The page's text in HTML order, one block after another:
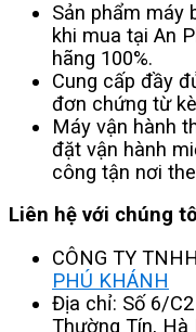
Sản phẩm máy
khi mua tại An
hãng 100%.
Cung cấp đầy
đơn chứng từ
Máy vận hành
đặt vận hành
công tận nơi
Liên hệ với chúng
CÔNG TY
PHÚ KHÁNH
Địa chỉ: Số 6/
Thường Tín, Hà